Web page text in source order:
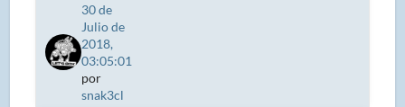
30 de
Julio de
2018,
03:05:01
por
snak3cl